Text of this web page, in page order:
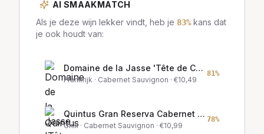
AI SMAAKMATCH
Als je deze wijn lekker vindt, heb je 83%kans dat
je ook houdt van:
Domaine de la Jasse 'Tête de Cuvée'
Frankrijk · Cabernet Sauvignon · €10,49
81%
Quintus Gran Reserva Cabernet Sauvignon
Chili · Cabernet Sauvignon · €10,99
78%